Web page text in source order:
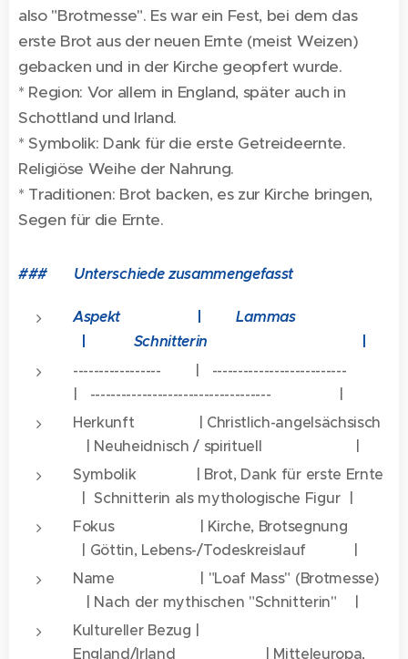
also "Brotmesse". Es war ein Fest, bei dem das
erste Brot aus der neuen Ernte (meist Weizen)
gebacken und in der Kirche geopfert wurde.
* Region: Vor allem in England, später auch in
Schottland und Irland.
* Symbolik: Dank für die erste Getreideernte.
Religiöse Weihe der Nahrung.
* Traditionen: Brot backen, es zur Kirche bringen,
Segen für die Ernte.
### 🎯 Unterschiede zusammengefasst
Aspekt
Lammas
Schnitterin
----------------- | --------------------------
| ----------------------------------- |
Herkunft | Christlich-angelsächsisch
| Neuheidnisch / spirituell |
Symbolik | Brot, Dank für erste Ernte
| Schnitterin als mythologische Figur |
Fokus | Kirche, Brotsegnung
| Göttin, Lebens-/Todeskreislauf |
Name | "Loaf Mass" (Brotmesse)
| Nach der mythischen "Schnitterin" |
Kultureller Bezug |
England/Irland | Mitteleuropa,